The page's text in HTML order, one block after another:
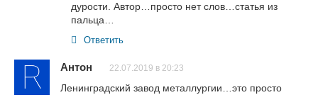
дурости. Автор…просто нет слов…статья из
пальца…
Ответить
Антон 22.07.2019 в 20:23
Ленинградский завод металлургии…это просто